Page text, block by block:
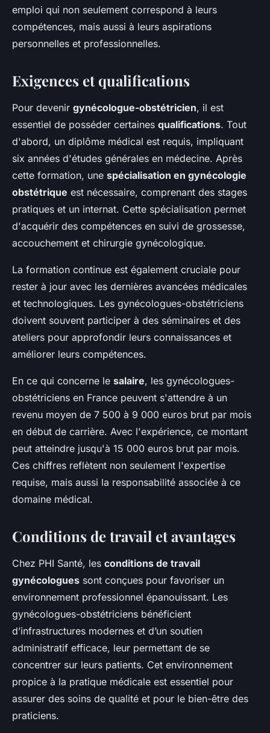
emploi qui non seulement correspond à leurs
compétences, mais aussi à leurs aspirations
personnelles et professionnelles.
Exigences et qualifications
Pour devenir gynécologue-obstétricien, il est
essentiel de posséder certaines qualifications. Tout
d'abord, un diplôme médical est requis, impliquant
six années d'études générales en médecine. Après
cette formation, une spécialisation en gynécologie
obstétrique est nécessaire, comprenant des stages
pratiques et un internat. Cette spécialisation permet
d'acquérir des compétences en suivi de grossesse,
accouchement et chirurgie gynécologique.
La formation continue est également cruciale pour
rester à jour avec les dernières avancées médicales
et technologiques. Les gynécologues-obstétriciens
doivent souvent participer à des séminaires et des
ateliers pour approfondir leurs connaissances et
améliorer leurs compétences.
En ce qui concerne le salaire, les gynécologues-
obstétriciens en France peuvent s'attendre à un
revenu moyen de 7 500 à 9 000 euros brut par mois
en début de carrière. Avec l'expérience, ce montant
peut atteindre jusqu'à 15 000 euros brut par mois.
Ces chiffres reflètent non seulement l'expertise
requise, mais aussi la responsabilité associée à ce
domaine médical.
Conditions de travail et avantages
Chez PHI Santé, les conditions de travail
gynécologues sont conçues pour favoriser un
environnement professionnel épanouissant. Les
gynécologues-obstétriciens bénéficient
d’infrastructures modernes et d’un soutien
administratif efficace, leur permettant de se
concentrer sur leurs patients. Cet environnement
propice à la pratique médicale est essentiel pour
assurer des soins de qualité et pour le bien-être des
praticiens.